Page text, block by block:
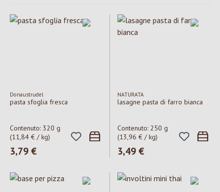
Donaustrudel
pasta sfoglia fresca
Contenuto: 320 g
(11,84 € / kg)
Prezzo normale:
3,79 €
NATURATA
lasagne pasta di farro bianca
Contenuto: 250 g
(13,96 € / kg)
Prezzo normale:
3,49 €